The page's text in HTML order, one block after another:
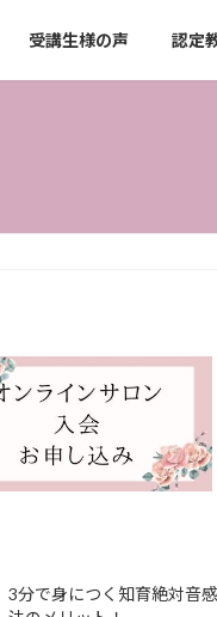
受講生様の声 認定
3分で身につく知育絶対音